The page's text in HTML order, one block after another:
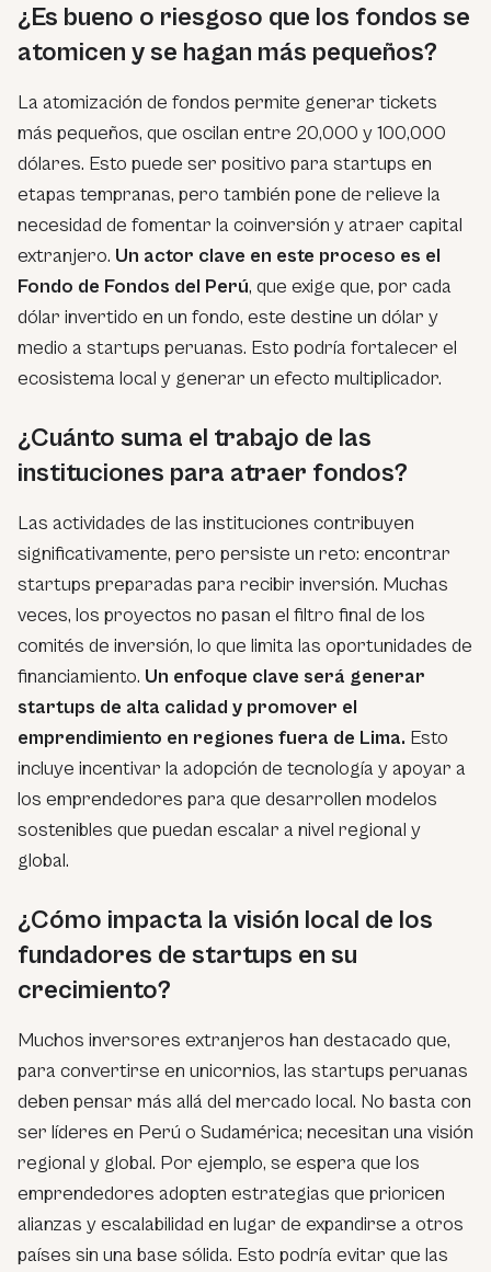
¿Es bueno o riesgoso que los fondos se
atomicen y se hagan más pequeños?
La atomización de fondos permite generar tickets
más pequeños, que oscilan entre 20,000 y 100,000
dólares. Esto puede ser positivo para startups en
etapas tempranas, pero también pone de relieve la
necesidad de fomentar la coinversión y atraer capital
extranjero. Un actor clave en este proceso es el
Fondo de Fondos del Perú, que exige que, por cada
dólar invertido en un fondo, este destine un dólar y
medio a startups peruanas. Esto podría fortalecer el
ecosistema local y generar un efecto multiplicador.
¿Cuánto suma el trabajo de las
instituciones para atraer fondos?
Las actividades de las instituciones contribuyen
significativamente, pero persiste un reto: encontrar
startups preparadas para recibir inversión. Muchas
veces, los proyectos no pasan el filtro final de los
comités de inversión, lo que limita las oportunidades de
financiamiento. Un enfoque clave será generar
startups de alta calidad y promover el
emprendimiento en regiones fuera de Lima. Esto
incluye incentivar la adopción de tecnología y apoyar a
los emprendedores para que desarrollen modelos
sostenibles que puedan escalar a nivel regional y
global.
¿Cómo impacta la visión local de los
fundadores de startups en su
crecimiento?
Muchos inversores extranjeros han destacado que,
para convertirse en unicornios, las startups peruanas
deben pensar más allá del mercado local. No basta con
ser líderes en Perú o Sudamérica; necesitan una visión
regional y global. Por ejemplo, se espera que los
emprendedores adopten estrategias que prioricen
alianzas y escalabilidad en lugar de expandirse a otros
países sin una base sólida. Esto podría evitar que las